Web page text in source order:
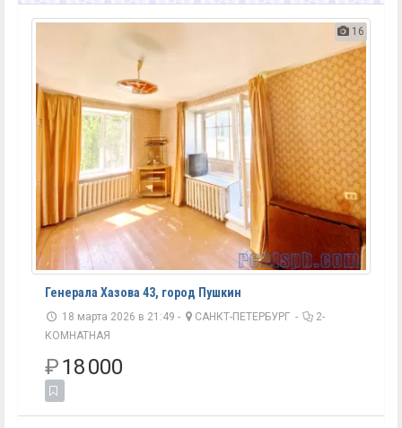
16
Генерала Хазова 43, город Пушкин
18 марта 2026 в 21:49 - САНКТ-ПЕТЕРБУРГ -
2-
КОМНАТНАЯ
₽18 000